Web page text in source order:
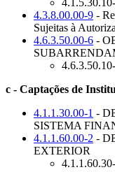
4.3.8.00.00-9 -
Sujeitas à
4.6.3.50.00-6 -
c - Captações de
4.1.1.30.00-1 -
SISTEMA
4.1.1.60.00-2 -
EXTERIOR